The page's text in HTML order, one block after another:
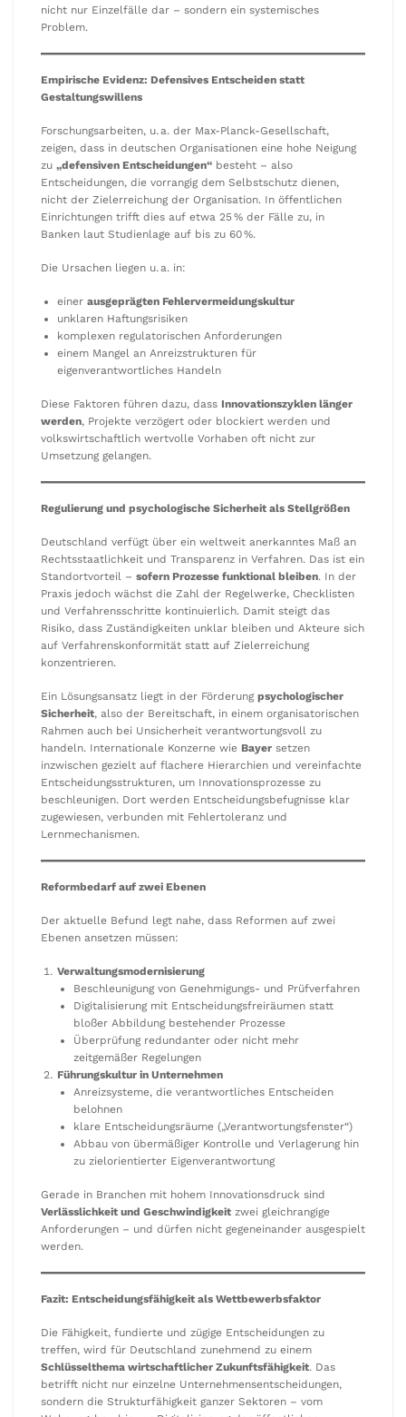
nicht nur Einzelfälle dar – sondern ein systemisches
Problem.
Empirische Evidenz: Defensives Entscheiden statt
Gestaltungswillens
Forschungsarbeiten, u. a. der Max-Planck-Gesellschaft,
zeigen, dass in deutschen Organisationen eine hohe Neigung
zu „defensiven Entscheidungen“ besteht – also
Entscheidungen, die vorrangig dem Selbstschutz dienen,
nicht der Zielerreichung der Organisation. In öffentlichen
Einrichtungen trifft dies auf etwa 25 % der Fälle zu, in
Banken laut Studienlage auf bis zu 60 %.
Die Ursachen liegen u. a. in:
einer ausgeprägten Fehlervermeidungskultur
unklaren Haftungsrisiken
komplexen regulatorischen Anforderungen
einem Mangel an Anreizstrukturen für
eigenverantwortliches Handeln
Diese Faktoren führen dazu, dass Innovationszyklen länger
werden, Projekte verzögert oder blockiert werden und
volkswirtschaftlich wertvolle Vorhaben oft nicht zur
Umsetzung gelangen.
Regulierung und psychologische Sicherheit als Stellgrößen
Deutschland verfügt über ein weltweit anerkanntes Maß an
Rechtsstaatlichkeit und Transparenz in Verfahren. Das ist ein
Standortvorteil – sofern Prozesse funktional bleiben. In der
Praxis jedoch wächst die Zahl der Regelwerke, Checklisten
und Verfahrensschritte kontinuierlich. Damit steigt das
Risiko, dass Zuständigkeiten unklar bleiben und Akteure sich
auf Verfahrenskonformität statt auf Zielerreichung
konzentrieren.
Ein Lösungsansatz liegt in der Förderung psychologischer
Sicherheit, also der Bereitschaft, in einem organisatorischen
Rahmen auch bei Unsicherheit verantwortungsvoll zu
handeln. Internationale Konzerne wie Bayer setzen
inzwischen gezielt auf flachere Hierarchien und vereinfachte
Entscheidungsstrukturen, um Innovationsprozesse zu
beschleunigen. Dort werden Entscheidungsbefugnisse klar
zugewiesen, verbunden mit Fehlertoleranz und
Lernmechanismen.
Reformbedarf auf zwei Ebenen
Der aktuelle Befund legt nahe, dass Reformen auf zwei
Ebenen ansetzen müssen:
Verwaltungsmodernisierung
Beschleunigung von Genehmigungs- und Prüfverfahren
Digitalisierung mit Entscheidungsfreiräumen statt
bloßer Abbildung bestehender Prozesse
Überprüfung redundanter oder nicht mehr
zeitgemäßer Regelungen
Führungskultur in Unternehmen
Anreizsysteme, die verantwortliches Entscheiden
belohnen
klare Entscheidungsräume („Verantwortungsfenster“)
Abbau von übermäßiger Kontrolle und Verlagerung hin
zu zielorientierter Eigenverantwortung
Gerade in Branchen mit hohem Innovationsdruck sind
Verlässlichkeit und Geschwindigkeit zwei gleichrangige
Anforderungen – und dürfen nicht gegeneinander ausgespielt
werden.
Fazit: Entscheidungsfähigkeit als Wettbewerbsfaktor
Die Fähigkeit, fundierte und zügige Entscheidungen zu
treffen, wird für Deutschland zunehmend zu einem
Schlüsselthema wirtschaftlicher Zukunftsfähigkeit. Das
betrifft nicht nur einzelne Unternehmensentscheidungen,
sondern die Strukturfähigkeit ganzer Sektoren – vom